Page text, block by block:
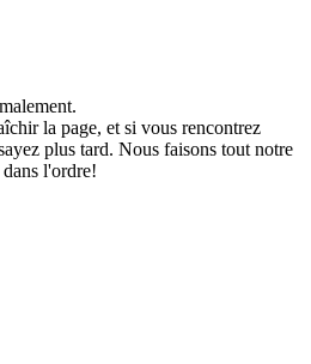
la page, et si vous rencontrez
plus tard. Nous faisons tout notre
l'ordre!